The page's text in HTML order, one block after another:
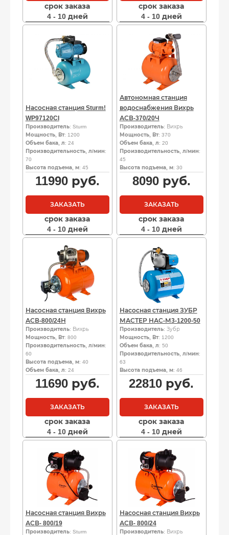
срок заказа
4 - 10 дней
срок заказа
4 - 10 дней
Насосная станция Sturm!
WP97120CI
Производитель: Sturm
Мощность, Вт: 1200
Объем бака, л: 24
Производительность, л/мин:
70
Высота подъема, м: 45
11990руб.
ЗАКАЗАТЬ
срок заказа
4 - 10 дней
Автономная станция
водоснабжения Вихрь
АСВ-370/20Ч
Производитель: Вихрь
Мощность, Вт: 370
Объем бака, л: 20
Производительность, л/мин:
45
Высота подъема, м: 30
8090руб.
ЗАКАЗАТЬ
срок заказа
4 - 10 дней
Насосная станция Вихрь
АСВ-800/24Н
Производитель: Вихрь
Мощность, Вт: 800
Производительность, л/мин:
60
Высота подъема, м: 40
Объем бака, л: 24
11690руб.
ЗАКАЗАТЬ
срок заказа
4 - 10 дней
Насосная станция ЗУБР
МАСТЕР НАС-М3-1200-50
Производитель: Зубр
Мощность, Вт: 1200
Объем бака, л: 50
Производительность, л/мин:
63
Высота подъема, м: 46
22810 руб.
ЗАКАЗАТЬ
срок заказа
4 - 10 дней
Насосная станция Вихрь
АСВ- 800/19
Производитель: Sturm
Насосная станция Вихрь
АСВ- 800/24
Производитель: Вихрь